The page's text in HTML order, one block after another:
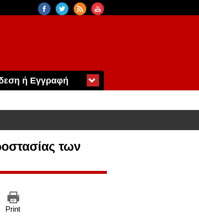
ή Εγγραφή
των
Print